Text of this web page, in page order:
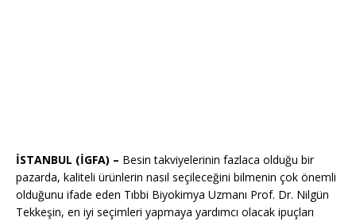
İSTANBUL (İGFA) – Besin takviyelerinin fazlaca olduğu bir
pazarda, kaliteli ürünlerin nasıl seçileceğini bilmenin çok önemli
olduğunu ifade eden Tıbbi Biyokimya Uzmanı Prof. Dr. Nilgün
Tekkeşin, en iyi seçimleri yapmaya yardımcı olacak ipuçları